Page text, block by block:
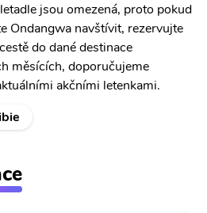
jsou omezená, proto pokud
Ondangwa navštívit, rezervujte
do dané destinace
měsících, doporučujeme
akčními letenkami.